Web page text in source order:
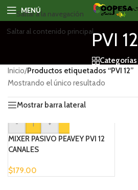
Saltar a la navegación
Saltar al contenido principal
MENÚ
PVI 12
Categorías
Inicio/Productos etiquetados “PVI 12”
Mostrando el único resultado
Mostrar barra lateral
-
+
MIXER PASIVO PEAVEY PVI 12
CANALES
$179.00